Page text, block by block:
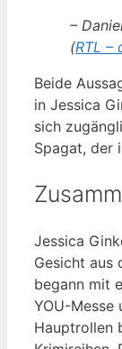
–
(RTL –
Beide
in Jessica
sich
Spagat, der
Jessica
Gesicht aus
begann mit
YOU-Messe
Hauptrollen